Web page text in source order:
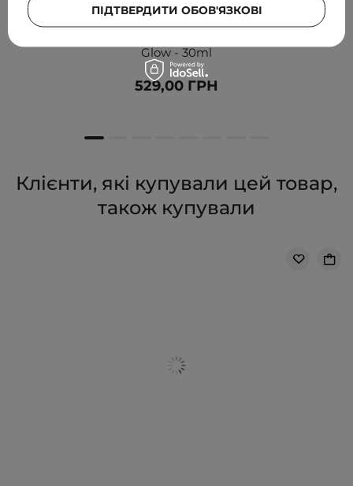
БЕСТСЕЛЕР
Glow - 30ml
529,00 ГРН
Клієнти, які купували цей товар,
також купували
ПІДТВЕРДИТИ ОБОВ'ЯЗКОВІ